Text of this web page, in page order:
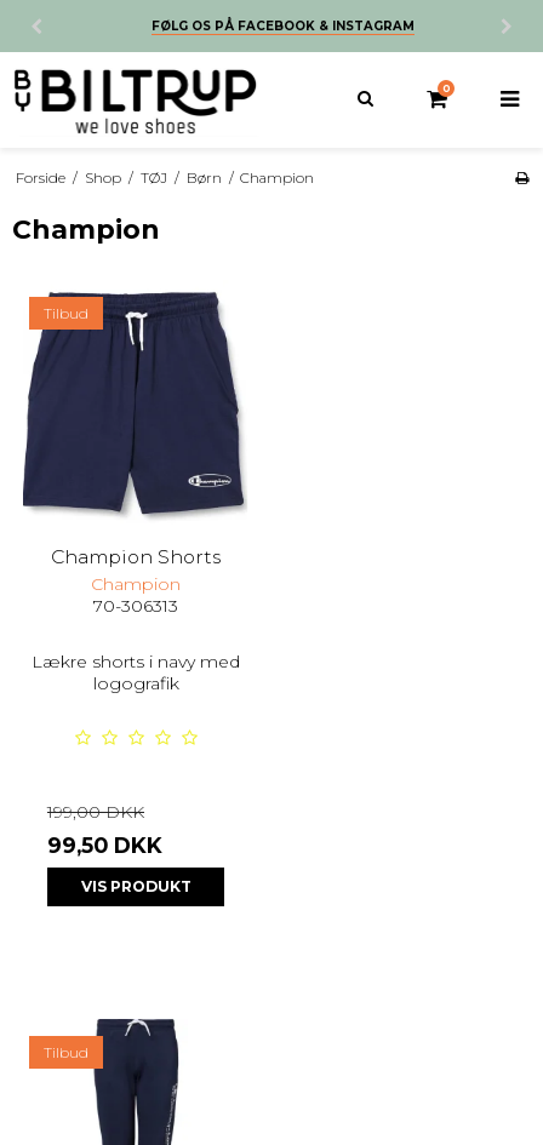
FØLG OS PÅ FACEBOOK & INSTAGRAM
0
Forside / Shop / TØJ / Børn / Champion
Champion
Tilbud
Champion Shorts
Champion
70-306313
Lækre shorts i navy med
logografik
199,00 DKK
99,50 DKK
VIS PRODUKT
Tilbud